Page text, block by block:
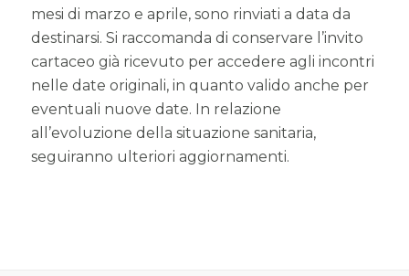
mesi di marzo e aprile, sono rinviati a data da
destinarsi. Si raccomanda di conservare l’invito
cartaceo già ricevuto per accedere agli incontri
nelle date originali, in quanto valido anche per
eventuali nuove date. In relazione
all’evoluzione della situazione sanitaria,
seguiranno ulteriori aggiornamenti.